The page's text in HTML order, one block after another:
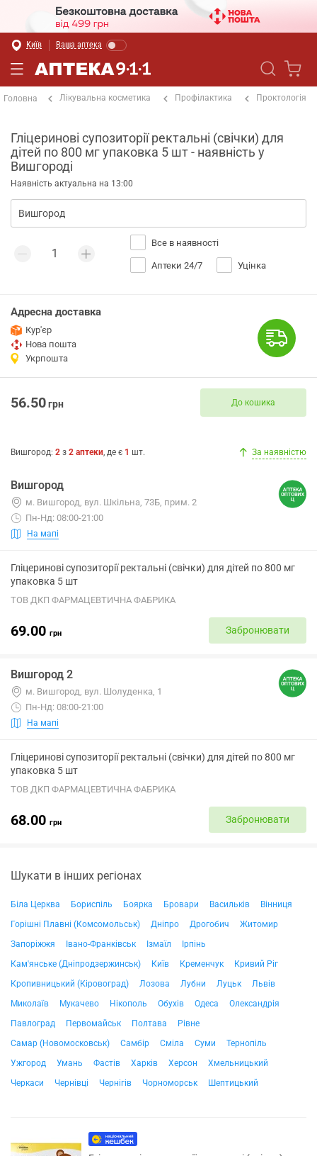
Київ Ваша аптека
Головна Лікувальна косметика Профілактика Проктологія
Гліцеринові супозиторії ректальні (свічки) для
дітей по 800 мг упаковка 5 шт - наявність у
Вишгороді
Наявність актуальна на 13:00
Все в наявності
Аптеки 24/7 Уцінка
Адресна доставка
Кур'єр
Нова пошта
Укрпошта
56.50грн До кошика
Вишгород: 2 з 2 аптеки, де є 1 шт. За наявністю
Вишгород
м. Вишгород, вул. Шкільна, 73Б, прим. 2
Пн-Нд: 08:00-21:00
На мапі
Гліцеринові супозиторії ректальні (свічки) для дітей по 800 мг
упаковка 5 шт
ТОВ ДКП ФАРМАЦЕВТИЧНА ФАБРИКА
69.00 грн Забронювати
Вишгород 2
м. Вишгород, вул. Шолуденка, 1
Пн-Нд: 08:00-21:00
На мапі
Гліцеринові супозиторії ректальні (свічки) для дітей по 800 мг
упаковка 5 шт
ТОВ ДКП ФАРМАЦЕВТИЧНА ФАБРИКА
68.00 грн Забронювати
Шукати в інших регіонах
Біла Церква Бориспіль Боярка Бровари Васильків
Вінниця
Горішні Плавні (Комсомольськ)
Дніпро Дрогобич
Житомир
Запоріжжя
Івано-Франківськ Ізмаїл
Ірпінь
Кам'янське (Дніпродзержинськ)
Київ Кременчук
Кривий Ріг
Кропивницький (Кіровоград)
Лозова Лубни Луцьк
Львів
Миколаїв
Мукачево Нікополь Обухів Одеса
Олександрія
Павлоград
Первомайськ Полтава
Рівне
Самар (Новомосковськ)
Самбір Сміла Суми
Тернопіль
Ужгород
Умань Фастів Харків Херсон
Хмельницький
Черкаси
Чернівці Чернігів Чорноморськ Шептицький